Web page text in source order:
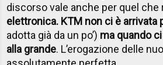
discorso vale anche per quel che
elettronica. KTM non ci è arrivata
adotta già da un po’) ma quando
alla grande. L’erogazione delle